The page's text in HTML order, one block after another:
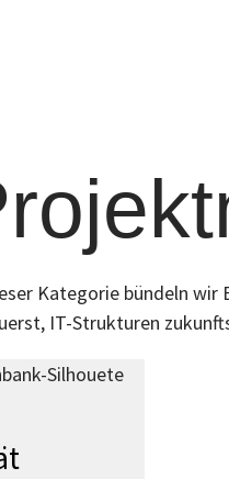
Kategorie bündeln
IT-Strukturen